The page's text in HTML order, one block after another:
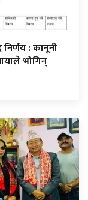
: कानूनी
भोगिन्